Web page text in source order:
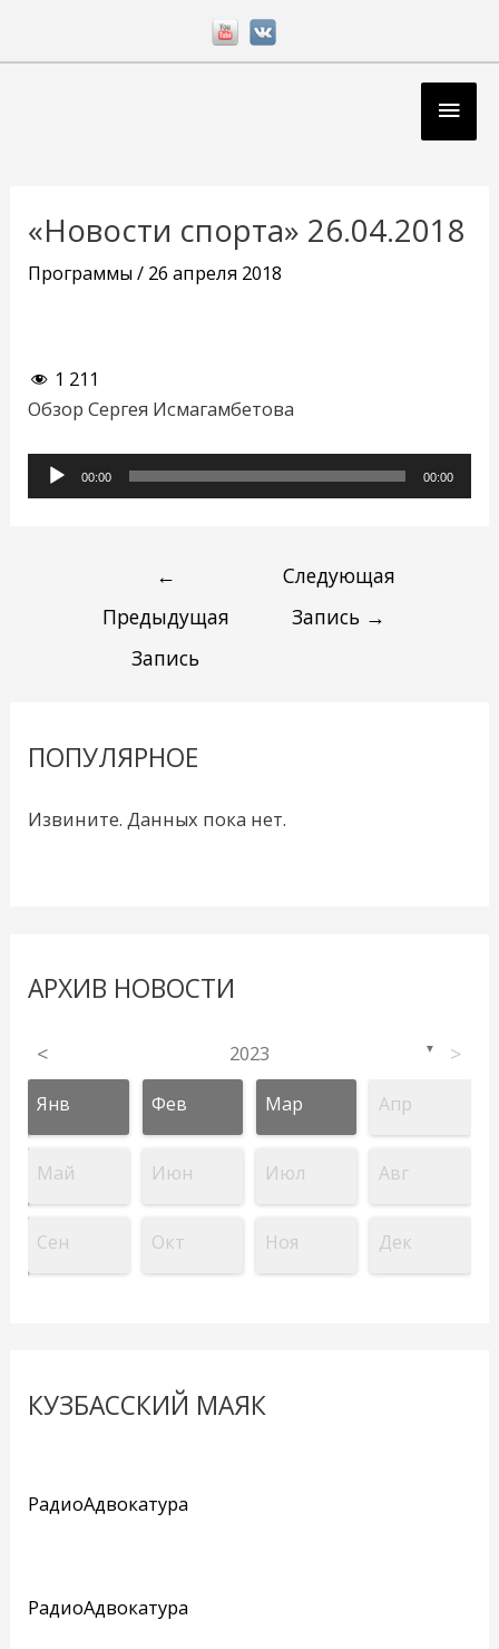
«Новости спорта» 26.04.2018
Программы/ 26 апреля 2018
1 211
Обзор Сергея Исмагамбетова
Аудиоплеер
00:00 00:00
записям
←
Предыдущая
Запись
Следующая
Запись →
ПОПУЛЯРНОЕ
Извините. Данных пока нет.
АРХИВ НОВОСТИ
< 2023 ▼ >
Янв Фев Мар Апр
Май Июн Июл Авг
Сен Окт Ноя Дек
КУЗБАССКИЙ МАЯК
РадиоАдвокатура
РадиоАдвокатура